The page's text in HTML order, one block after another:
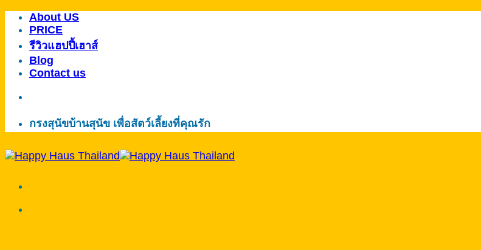
ข้าม
เนื้อหา
About US
PRICE
รีวิวแฮปปี้เฮาส์
Blog
Contact us
กรงสุนัขบ้านสุนัข เพื่อสัตว์เลี้ยงที่คุณรัก